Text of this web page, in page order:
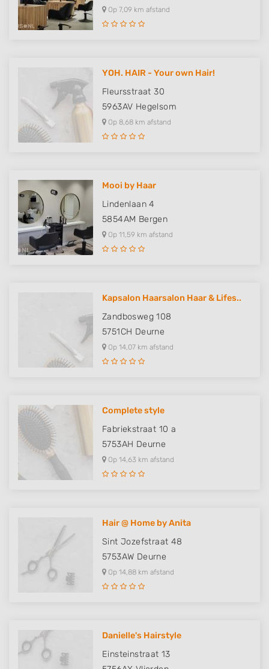
Op 7,09 km afstand
YOH. HAIR - Your own Hair!
Fleursstraat 30
5963AV Hegelsom
Op 8,68 km afstand
Mooi by Haar
Lindenlaan 4
5854AM Bergen
Op 11,59 km afstand
Kapsalon Haarsalon Haar & Lifes..
Zandbosweg 108
5751CH Deurne
Op 14,07 km afstand
Complete style
Fabriekstraat 10 a
5753AH Deurne
Op 14,63 km afstand
Hair @ Home by Anita
Sint Jozefstraat 48
5753AW Deurne
Op 14,88 km afstand
Danielle's Hairstyle
Einsteinstraat 13